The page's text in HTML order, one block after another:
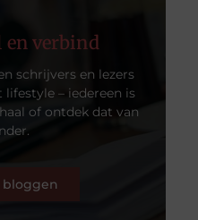
en verbind
schrijvers en lezers
– iedereen is
of ontdek dat van